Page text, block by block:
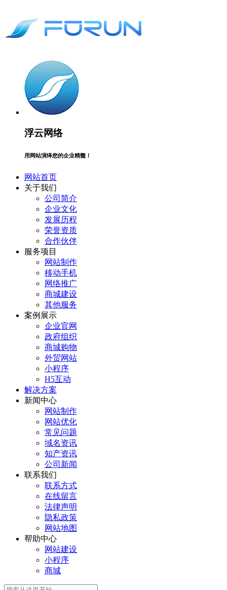
浮云网络
用网站演绎您的企业精髓！
网站首页
关于我们
公司简介
企业文化
发展历程
荣誉资质
合作伙伴
服务项目
网站制作
移动手机
网络推广
商城建设
其他服务
案例展示
企业官网
政府组织
商城购物
外贸网站
小程序
H5互动
解决方案
新闻中心
网站制作
网站优化
常见问题
域名资讯
知产资讯
公司新闻
联系我们
联系方式
在线留言
法律声明
隐私政策
网站地图
帮助中心
网站建设
小程序
商城